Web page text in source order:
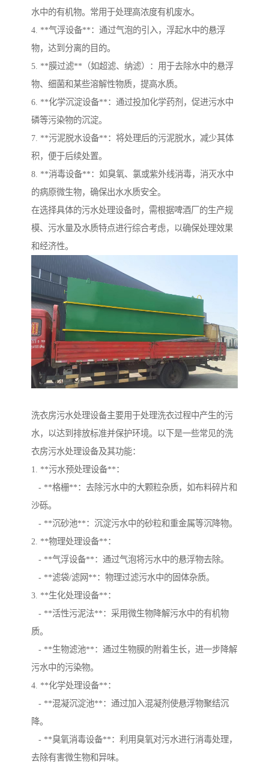
水中的有机物。常用于处理高浓度有机废水。
4. **气浮设备**：通过气泡的引入，浮起水中的悬浮
物，达到分离的目的。
5. **膜过滤**（如超滤、纳滤）：用于去除水中的悬浮
物、细菌和某些溶解性物质，提高水质。
6. **化学沉淀设备**：通过投加化学药剂，促进污水中
磷等污染物的沉淀。
7. **污泥脱水设备**：将处理后的污泥脱水，减少其体
积，便于后续处置。
8. **消毒设备**：如臭氧、氯或紫外线消毒，消灭水中
的病原微生物，确保出水水质安全。
在选择具体的污水处理设备时，需根据啤酒厂的生产规
模、污水量及水质特点进行综合考虑，以确保处理效果
和经济性。
洗衣房污水处理设备主要用于处理洗衣过程中产生的污
水，以达到排放标准并保护环境。以下是一些常见的洗
衣房污水处理设备及其功能：
1. **污水预处理设备**：
- **格栅**：去除污水中的大颗粒杂质，如布料碎片和
沙砾。
- **沉砂池**：沉淀污水中的砂粒和重金属等沉降物。
2. **物理处理设备**：
- **气浮设备**：通过气泡将污水中的悬浮物去除。
- **滤袋/滤网**：物理过滤污水中的固体杂质。
3. **生化处理设备**：
- **活性污泥法**：采用微生物降解污水中的有机物
质。
- **生物滤池**：通过生物膜的附着生长，进一步降解
污水中的污染物。
4. **化学处理设备**：
- **混凝沉淀池**：通过加入混凝剂使悬浮物聚结沉
降。
- **臭氧消毒设备**：利用臭氧对污水进行消毒处理，
去除有害微生物和异味。